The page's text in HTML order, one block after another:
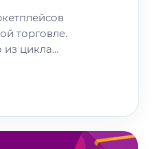
торговле.
из цикла
На этой